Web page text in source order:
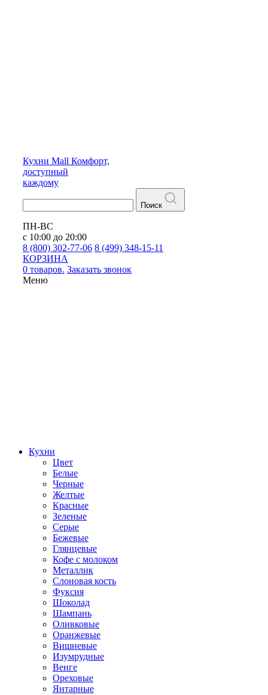
Кухни Mall Комфорт,
доступный
каждому
Поиск
ПН-ВС
с 10:00 до 20:00
8 (800) 302-77-06 8 (499) 348-15-11
КОРЗИНА
0 товаров. Заказать звонок
Меню
Кухни
Цвет
Белые
Черные
Желтые
Красные
Зеленые
Серые
Бежевые
Глянцевые
Кофе с молоком
Металлик
Слоновая кость
Фуксия
Шоколад
Шампань
Оливковые
Оранжевые
Вишневые
Изумрудные
Венге
Ореховые
Янтарные